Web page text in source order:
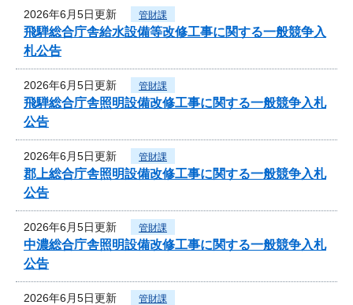
2026年6月5日更新 管財課
飛騨総合庁舎給水設備等改修工事に関する一般競争入
札公告
2026年6月5日更新 管財課
飛騨総合庁舎照明設備改修工事に関する一般競争入札
公告
2026年6月5日更新 管財課
郡上総合庁舎照明設備改修工事に関する一般競争入札
公告
2026年6月5日更新 管財課
中濃総合庁舎照明設備改修工事に関する一般競争入札
公告
2026年6月5日更新 管財課